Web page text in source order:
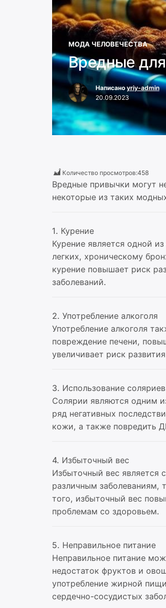
МОДА ЧЕЛОВЕЧЕСТВА
Вредные
Написано yriy-admin
20.09.2023
Количество просмотров:458
Вредные привычки могут
некоторые из таких
1. Курение
Курение является одной
легких, хроническому
курение повышает риск
заболеваний.
2. Употребление алкоголя
Употребление алкоголя
повреждение печени,
увеличивает риск
3. Использование соляриев
Солярии являются одним
ряд негативных
кожи, а также повредить
4. Избыточный вес
Избыточный вес является
различным заболеваниям,
того, избыточный вес
проблемам со здоровьем.
5. Неправильное питание
Неправильное питание
недостаток фруктов и
употребление жирной
сердечно-сосудистых